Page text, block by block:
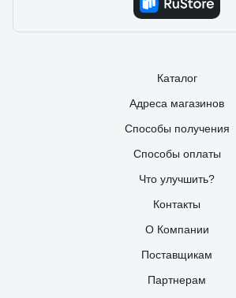
Каталог
Адреса магазинов
Способы получения
Способы оплаты
Что улучшить?
Контакты
О Компании
Поставщикам
Партнерам